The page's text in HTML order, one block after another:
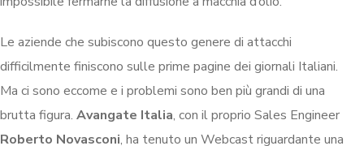
Le aziende che subiscono questo genere di attacchi
difficilmente finiscono sulle prime pagine dei giornali Italiani.
Ma ci sono eccome e i problemi sono ben più grandi di una
brutta figura. Avangate Italia, con il proprio Sales Engineer
Roberto Novasconi, ha tenuto un Webcast riguardante una